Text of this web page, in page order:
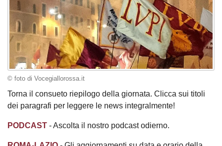
© foto di Vocegiallorossa.it
Torna il consueto riepilogo della giornata. Clicca sui titoli
dei paragrafi per leggere le news integralmente!
PODCAST - Ascolta il nostro podcast odierno.